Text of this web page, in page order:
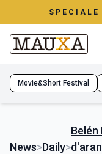
SPECIALE
Movie&Short Festival
News>Daily>